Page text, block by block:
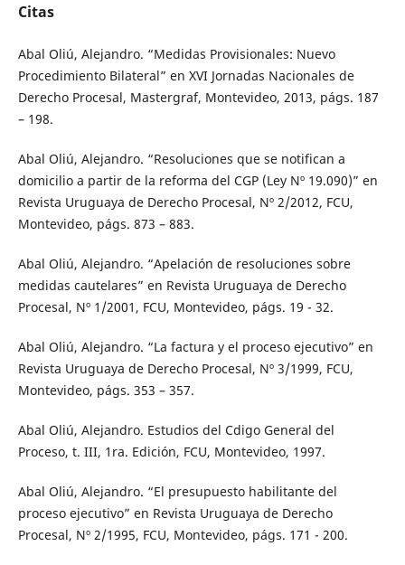
Citas
Abal Oliú, Alejandro. “Medidas Provisionales: Nuevo
Procedimiento Bilateral” en XVI Jornadas Nacionales de
Derecho Procesal, Mastergraf, Montevideo, 2013, págs. 187
– 198.
Abal Oliú, Alejandro. “Resoluciones que se notifican a
domicilio a partir de la reforma del CGP (Ley Nº 19.090)” en
Revista Uruguaya de Derecho Procesal, Nº 2/2012, FCU,
Montevideo, págs. 873 – 883.
Abal Oliú, Alejandro. “Apelación de resoluciones sobre
medidas cautelares” en Revista Uruguaya de Derecho
Procesal, Nº 1/2001, FCU, Montevideo, págs. 19 - 32.
Abal Oliú, Alejandro. “La factura y el proceso ejecutivo” en
Revista Uruguaya de Derecho Procesal, Nº 3/1999, FCU,
Montevideo, págs. 353 – 357.
Abal Oliú, Alejandro. Estudios del Cdigo General del
Proceso, t. III, 1ra. Edición, FCU, Montevideo, 1997.
Abal Oliú, Alejandro. “El presupuesto habilitante del
proceso ejecutivo” en Revista Uruguaya de Derecho
Procesal, Nº 2/1995, FCU, Montevideo, págs. 171 - 200.